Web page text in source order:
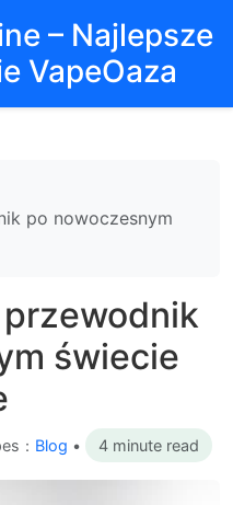
– Najlepsze
VapeOaza
po nowoczesnym
świecie
： Blog • 4 minute read